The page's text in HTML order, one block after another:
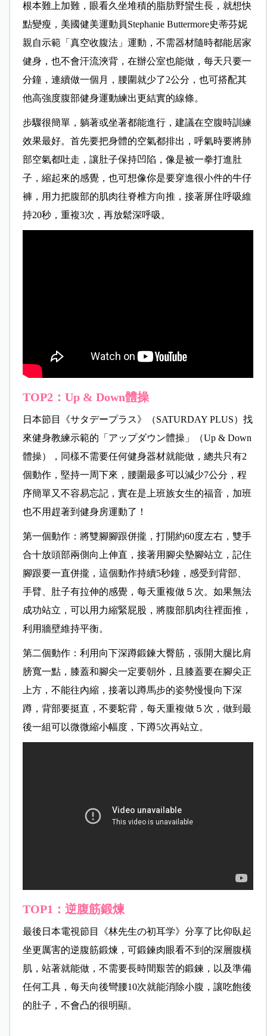
根本難上加難，眼看久坐堆積的脂肪野蠻生長，就想快
點變瘦，美國健美運動員Stephanie Buttermore史蒂芬妮
親自示範「真空收腹法」運動，不需器材隨時都能居家
健身，也不會汗流浹背，在辦公室也能做，每天只要一
分鐘，連續做一個月，腰圍就少了2公分，也可搭配其
他高強度腹部健身運動練出更結實的線條。
步驟很簡單，躺著或坐著都能進行，建議在空腹時訓練
效果最好。首先要把身體的空氣都排出，呼氣時要將肺
部空氣都吐走，讓肚子保持凹陷，像是被一拳打進肚
子，縮起來的感覺，也可想像你是要穿進很小件的牛仔
褲，用力把腹部的肌肉往脊椎方向推，接著屏住呼吸維
持20秒，重複3次，再放鬆深呼吸。
TOP2：Up & Down體操
日本節目《サタデープラス》（SATURDAY PLUS）找
來健身教練示範的「アップダウン體操」（Up & Down
體操），同樣不需要任何健身器材就能做，總共只有2
個動作，堅持一周下來，腰圍最多可以減少7公分，程
序簡單又不容易忘記，實在是上班族女生的福音，加班
也不用趕著到健身房運動了！
第一個動作：將雙腳腳跟併攏，打開約60度左右，雙手
合十放頭部兩側向上伸直，接著用腳尖墊腳站立，記住
腳跟要一直併攏，這個動作持續5秒鐘，感受到背部、
手臂、肚子有拉伸的感覺，每天重複做５次。如果無法
成功站立，可以用力縮緊屁股，將腹部肌肉往裡面推，
利用牆壁維持平衡。
第二個動作：利用向下深蹲鍛鍊大臀筋，張開大腿比肩
膀寬一點，膝蓋和腳尖一定要朝外，且膝蓋要在腳尖正
上方，不能往內縮，接著以蹲馬步的姿勢慢慢向下深
蹲，背部要挺直，不要駝背，每天重複做５次，做到最
後一組可以微微縮小幅度，下蹲5次再站立。
TOP1：逆腹筋鍛煉
最後日本電視節目《林先生の初耳学》分享了比仰臥起
坐更厲害的逆腹筋鍛煉，可鍛鍊肉眼看不到的深層腹橫
肌，站著就能做，不需要長時間艱苦的鍛鍊，以及準備
任何工具，每天向後彎腰10次就能消除小腹，讓吃飽後
的肚子，不會凸的很明顯。